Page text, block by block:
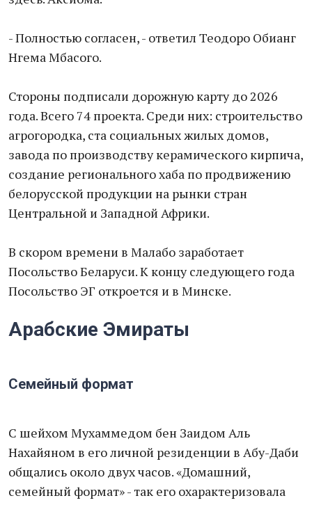
- Полностью согласен, - ответил Теодоро Обианг
Нгема Мбасого.
Стороны подписали дорожную карту до 2026
года. Всего 74 проекта. Среди них: строительство
агрогородка, ста социальных жилых домов,
завода по производству керамического кирпича,
создание регионального хаба по продвижению
белорусской продукции на рынки стран
Центральной и Западной Африки.
В скором времени в Малабо заработает
Посольство Беларуси. К концу следующего года
Посольство ЭГ откроется и в Минске.
Арабские Эмираты
Семейный формат
С шейхом Мухаммедом бен Заидом Аль
Нахайяном в его личной резиденции в Абу-Даби
общались около двух часов. «Домашний,
семейный формат» - так его охарактеризовала